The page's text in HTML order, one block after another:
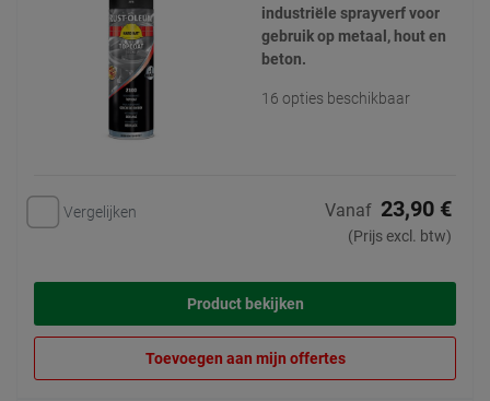
industriële sprayverf voor
gebruik op metaal, hout en
beton.
16 opties beschikbaar
Vergelijken Vanaf 23,90 €
(Prijs excl. btw)
Product bekijken
Toevoegen aan mijn offertes